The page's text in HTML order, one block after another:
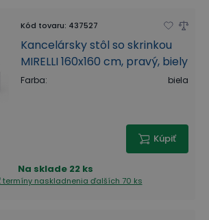
Kód tovaru: 437527
Kancelársky stôl so skrinkou
MIRELLI 160x160 cm, pravý, biely
Farba: biela
Kúpiť
Na sklade 22 ks
termíny naskladnenia ďalších 70 ks